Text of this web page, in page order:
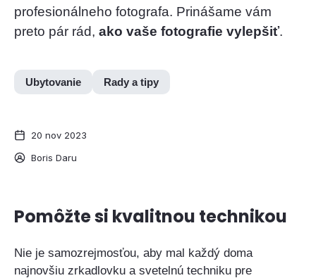
profesionálneho fotografa. Prinášame vám
preto pár rád, ako vaše fotografie vylepšiť.
Ubytovanie Rady a tipy
20 nov 2023
Boris Daru
Pomôžte si kvalitnou technikou
Nie je samozrejmosťou, aby mal každý doma
najnovšiu zrkadlovku a svetelnú techniku pre